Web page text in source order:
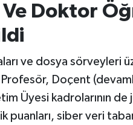
Doktor
ve dosya sörveyleri
Doçent
Üyesi kadrolarının de
puanları, siber veri